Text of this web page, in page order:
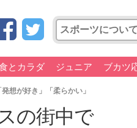
とカラダ ジュニア ブカツ
想が好き」「柔らかい」
の街中で